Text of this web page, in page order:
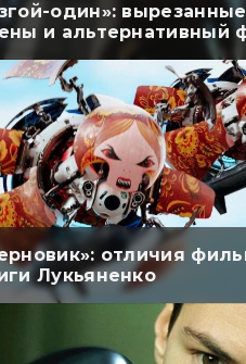
один»: вырезанные
и альтернативный
отличия
Лукьяненко